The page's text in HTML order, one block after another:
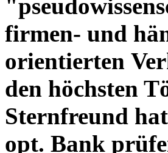
firmen- und
orientierten
den höchsten
Sternfreund
opt. Bank